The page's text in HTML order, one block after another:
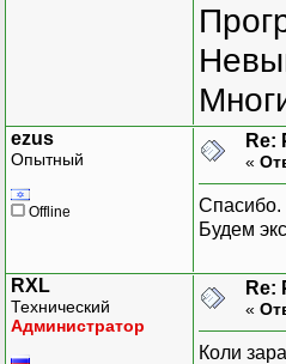
ezus
Опытный
Offline
Re:
«
Спасибо.
Будем
RXL
Технический
Администратор
Re:
«
Коли